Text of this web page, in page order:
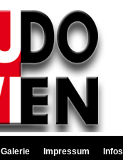
Galerie Impressum Infos